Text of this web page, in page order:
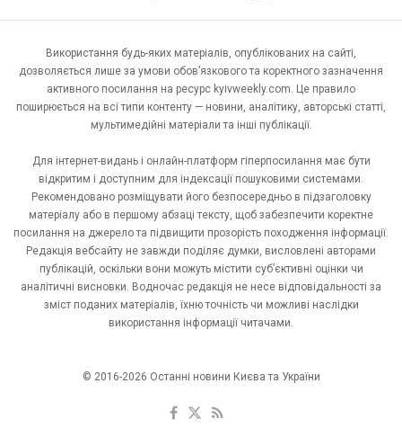
Використання будь-яких матеріалів, опублікованих на сайті,
дозволяється лише за умови обов’язкового та коректного зазначення
активного посилання на ресурс kyivweekly.com. Це правило
поширюється на всі типи контенту — новини, аналітику, авторські статті,
мультимедійні матеріали та інші публікації.
Для інтернет-видань і онлайн-платформ гіперпосилання має бути
відкритим і доступним для індексації пошуковими системами.
Рекомендовано розміщувати його безпосередньо в підзаголовку
матеріалу або в першому абзаці тексту, щоб забезпечити коректне
посилання на джерело та підвищити прозорість походження інформації.
Редакція вебсайту не завжди поділяє думки, висловлені авторами
публікацій, оскільки вони можуть містити суб’єктивні оцінки чи
аналітичні висновки. Водночас редакція не несе відповідальності за
зміст поданих матеріалів, їхню точність чи можливі наслідки
використання інформації читачами.
© 2016-2026 Останні новини Києва та України